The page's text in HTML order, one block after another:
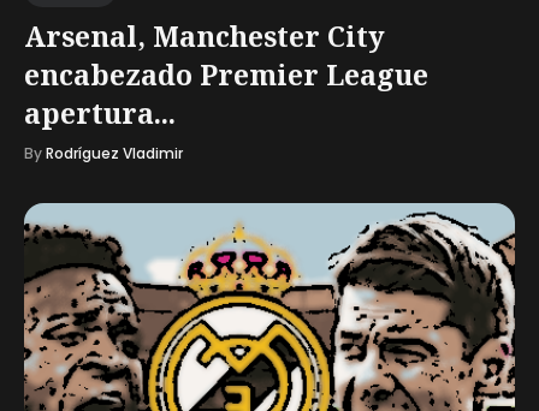
Arsenal, Manchester City
encabezado Premier League
apertura...
ByRodríguez Vladimir